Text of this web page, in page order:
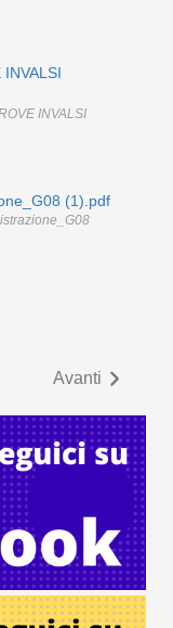
INVALSI
(1).pdf
Avanti